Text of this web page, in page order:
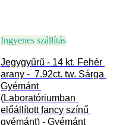
Ingyenes szállítás
Jegygyűrű - 14 kt. Fehér
arany -  7.92ct. tw. Sárga
Gyémánt
(Laboratóriumban
előállított fancy színű
gyémánt) - Gyémánt